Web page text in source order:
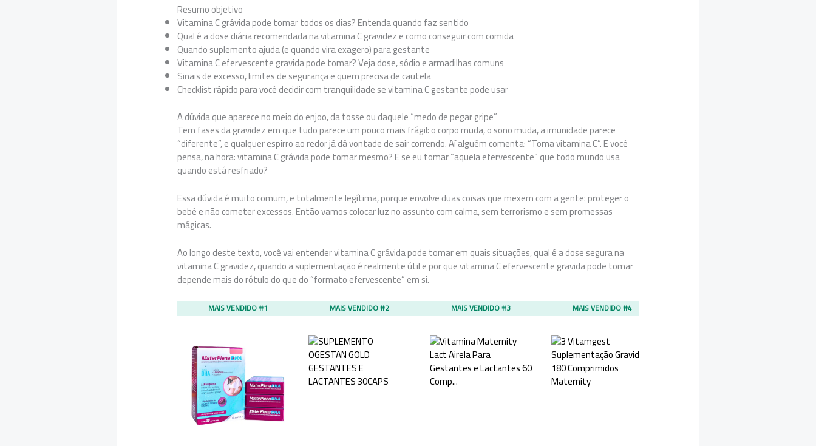
Resumo objetivo
Vitamina C grávida pode tomar todos os dias? Entenda quando faz sentido
Qual é a dose diária recomendada na vitamina C gravidez e como conseguir com comida
Quando suplemento ajuda (e quando vira exagero) para gestante
Vitamina C efervescente gravida pode tomar? Veja dose, sódio e armadilhas comuns
Sinais de excesso, limites de segurança e quem precisa de cautela
Checklist rápido para você decidir com tranquilidade se vitamina C gestante pode usar
A dúvida que aparece no meio do enjoo, da tosse ou daquele “medo de pegar gripe”
Tem fases da gravidez em que tudo parece um pouco mais frágil: o corpo muda, o sono muda, a imunidade parece
“diferente”, e qualquer espirro ao redor já dá vontade de sair correndo. Aí alguém comenta: “Toma vitamina C”. E você
pensa, na hora: vitamina C grávida pode tomar mesmo? E se eu tomar “aquela efervescente” que todo mundo usa
quando está resfriado?
Essa dúvida é muito comum, e totalmente legítima, porque envolve duas coisas que mexem com a gente: proteger o
bebê e não cometer excessos. Então vamos colocar luz no assunto com calma, sem terrorismo e sem promessas
mágicas.
Ao longo deste texto, você vai entender vitamina C grávida pode tomar em quais situações, qual é a dose segura na
vitamina C gravidez, quando a suplementação é realmente útil e por que vitamina C efervescente gravida pode tomar
depende mais do rótulo do que do “formato efervescente” em si.
MAIS VENDIDO #1 MAIS VENDIDO #2 MAIS VENDIDO #3 MAIS VENDIDO #4